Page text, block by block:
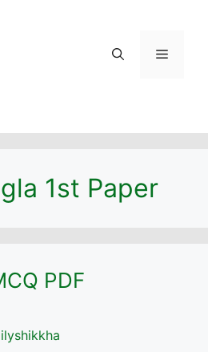
Menu
1st Paper
PDF